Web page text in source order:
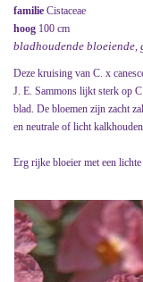
familie Cistaceae
hoog 100 cm
bladhoudende bloeiende,
Deze kruising van C. x
J. E. Sammons lijkt sterk op
blad. De bloemen zijn zacht
en neutrale of licht
Erg rijke bloeier met een